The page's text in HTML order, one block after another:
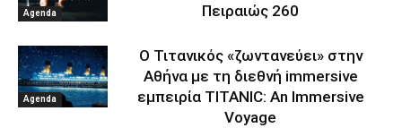
Agenda
Πειραιώς 260
Agenda
Ο Τιτανικός «ζωντανεύει» στην
Αθήνα με τη διεθνή immersive
εμπειρία TITANIC: An Immersive
Voyage